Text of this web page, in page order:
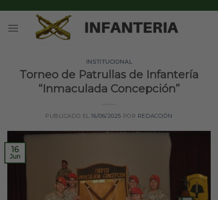
content
INSTITUCIONAL
Torneo de Patrullas de Infantería
“Inmaculada Concepción”
PUBLICADO EL16/06/2025 POR REDACCIÓN
16
Jun